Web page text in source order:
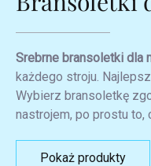
Srebrne bransoletki dla
każdego stroju.
Wybierz bransoletkę
nastrojem, po prostu to,
Pokaż produkty